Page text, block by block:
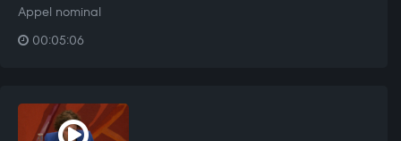
Appel nominal
00:05:06